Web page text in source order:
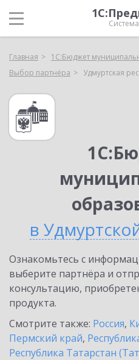
Главная
1С:Бюджет
Выбор партнёра
Удмуртская
в
Ознакомьтесь с
выберите партнёра и
консультацию,
продукта.
Смотрите также: Россия,
Пермский край,
Республика Татарстан